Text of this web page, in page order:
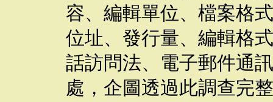
容、編輯單位、檔案格
位址、發行量、編輯格
話訪問法、電子郵件通
處，企圖透過此調查完